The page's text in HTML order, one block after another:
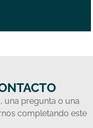
una pregunta o una
completando este